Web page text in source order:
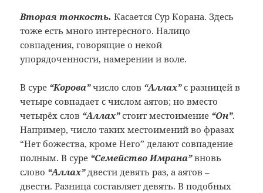
Вторая тонкость. Касается Сур Корана. Здесь
тоже есть много интересного. Налицо
совпадения, говорящие о некой
упорядоченности, намерении и воле.
В суре “Корова”число слов “Аллах”с разницей в
четыре совпадает с числом аятов; но вместо
четырёх слов “Аллах”стоит местоимение “Он”.
Например, число таких местоимений во фразах
“Нет божества, кроме Него” делают совпадение
полным. В суре “Семейство Имрана”вновь
слово “Аллах”двести девять раз, а аятов –
двести. Разница составляет девять. В подобных